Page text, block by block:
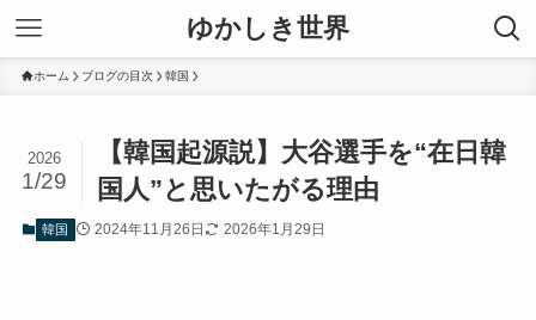
ゆかしき世界
ホーム ブログの目次 韓国
【韓国起源説】大谷選手を“在日韓
国人”と思いたがる理由
2026
1/29
韓国 2024年11月26日 2026年1月29日